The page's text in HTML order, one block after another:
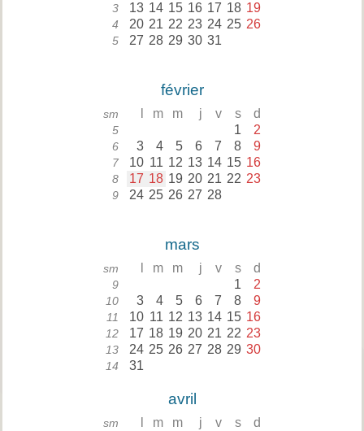
3 13 14 15 16 17 18 19
4 20 21 22 23 24 25 26
5 27 28 29 30 31
février
sm m m j v s d
5 1 2
6 3 4 5 6 7 8 9
7 10 11 12 13 14 15 16
8 17 18 19 20 21 22 23
9 24 25 26 27 28
mars
sm m m j v s d
9 1 2
10 3 4 5 6 7 8 9
11 10 11 12 13 14 15 16
12 17 18 19 20 21 22 23
13 24 25 26 27 28 29 30
14 31
avril
sm m m j v s d